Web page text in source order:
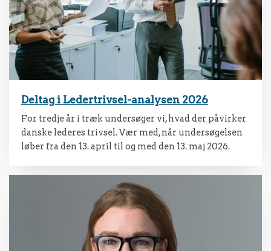
Deltag i Ledertrivsel-analysen 2026
For tredje år i træk undersøger vi, hvad der påvirker
danske lederes trivsel. Vær med, når undersøgelsen
løber fra den 13. april til og med den 13. maj 2026.